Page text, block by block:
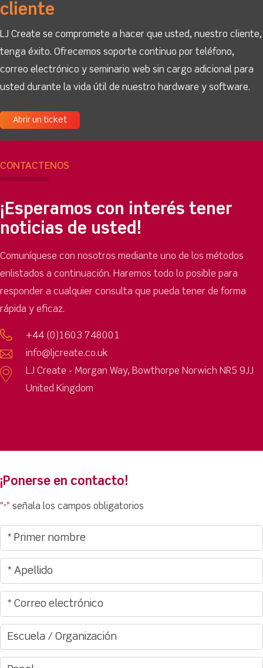
cliente
LJ Create se compromete a hacer que usted, nuestro cliente,
tenga éxito. Ofrecemos soporte continuo por teléfono,
correo electrónico y seminario web sin cargo adicional para
usted durante la vida útil de nuestro hardware y software.
Abrir un ticket
CONTÁCTENOS
¡Esperamos con interés tener
noticias de usted!
Comuníquese con nosotros mediante uno de los métodos
enlistados a continuación. Haremos todo lo posible para
responder a cualquier consulta que pueda tener de forma
rápida y eficaz.
+44 (0)1603 748001
info@ljcreate.co.uk
LJ Create - Morgan Way, Bowthorpe Norwich NR5 9JJ
United Kingdom
¡Ponerse en contacto!
"*" señala los campos obligatorios